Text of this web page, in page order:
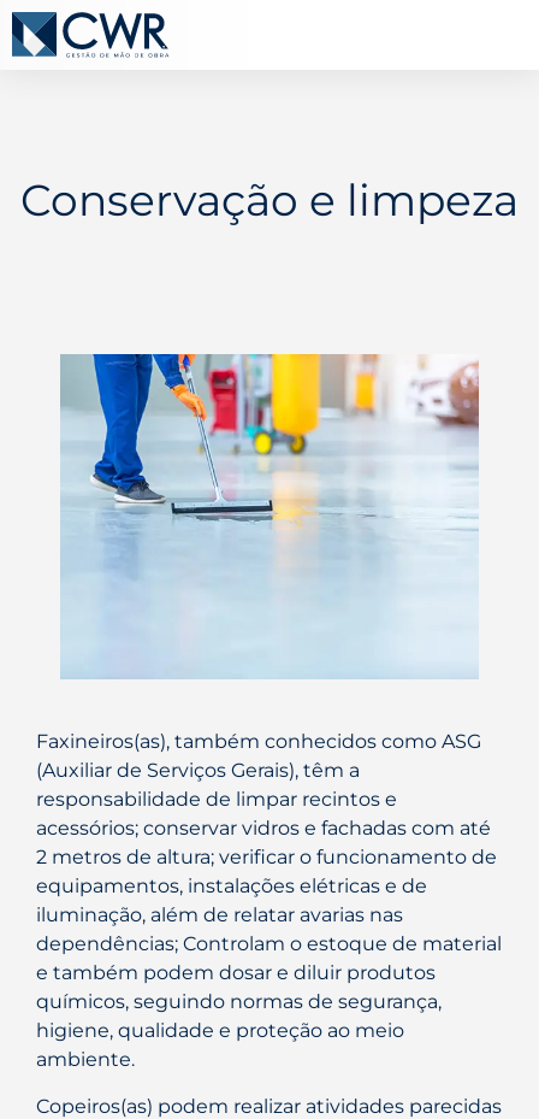
Conservação e limpeza
Faxineiros(as), também conhecidos como ASG
(Auxiliar de Serviços Gerais), têm a
responsabilidade de limpar recintos e
acessórios; conservar vidros e fachadas com até
2 metros de altura; verificar o funcionamento de
equipamentos, instalações elétricas e de
iluminação, além de relatar avarias nas
dependências; Controlam o estoque de material
e também podem dosar e diluir produtos
químicos, seguindo normas de segurança,
higiene, qualidade e proteção ao meio
ambiente.
Copeiros(as) podem realizar atividades parecidas